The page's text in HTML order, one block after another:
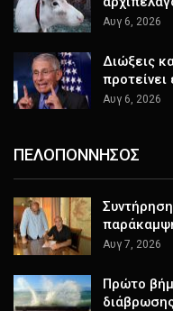
Αυγ 6, 2026
Διώξεις
Αυγ 6, 2026
ΠΕΛΟΠΟΝΝΗΣΟΣ
Αυγ 7, 2026
Πρώτο